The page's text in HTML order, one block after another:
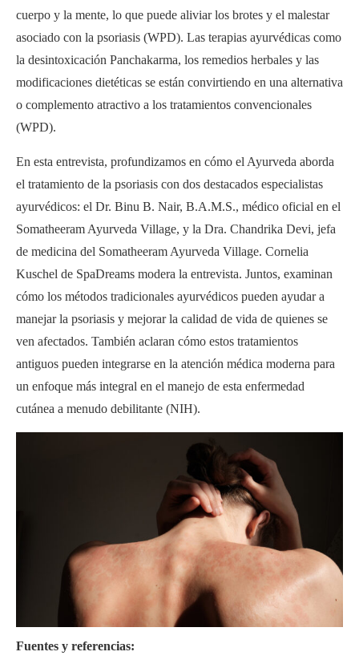
cuerpo y la mente, lo que puede aliviar los brotes y el malestar
asociado con la psoriasis (WPD). Las terapias ayurvédicas como
la desintoxicación Panchakarma, los remedios herbales y las
modificaciones dietéticas se están convirtiendo en una alternativa
o complemento atractivo a los tratamientos convencionales
(WPD).
En esta entrevista, profundizamos en cómo el Ayurveda aborda
el tratamiento de la psoriasis con dos destacados especialistas
ayurvédicos: el Dr. Binu B. Nair, B.A.M.S., médico oficial en el
Somatheeram Ayurveda Village, y la Dra. Chandrika Devi, jefa
de medicina del Somatheeram Ayurveda Village. Cornelia
Kuschel de SpaDreams modera la entrevista. Juntos, examinan
cómo los métodos tradicionales ayurvédicos pueden ayudar a
manejar la psoriasis y mejorar la calidad de vida de quienes se
ven afectados. También aclaran cómo estos tratamientos
antiguos pueden integrarse en la atención médica moderna para
un enfoque más integral en el manejo de esta enfermedad
cutánea a menudo debilitante (NIH).
Fuentes y referencias: